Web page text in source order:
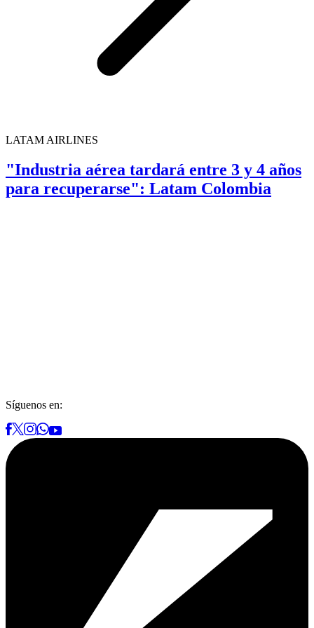
LATAM AIRLINES
"Industria aérea tardará entre 3 y 4 años
para recuperarse": Latam Colombia
Síguenos en: